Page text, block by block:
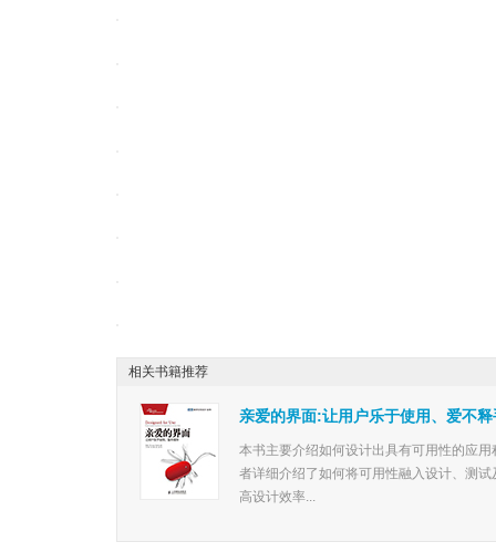
亲爱的界面:让用户乐于使用、爱不释
本书主要介绍如何设计出具有可用性的应
者详细介绍了如何将可用性融入设计、测
高设计效率...
相关书籍推荐